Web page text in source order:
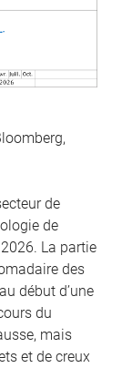
de
de
La partie
des
début d’une
du
mais
et de creux